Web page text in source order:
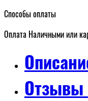
Способы оплаты
Оплата Наличными или
Отзывы